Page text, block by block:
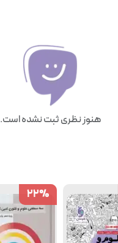
هنوز نظری ثبت نشده است.
22%
22%